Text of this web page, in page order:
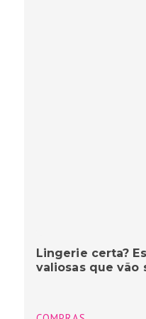
Lingerie certa?
valiosas que vão